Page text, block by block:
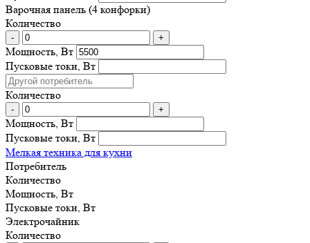
Варочная панель (4 конфорки)
Количество
- +
Мощность, Вт
Пусковые токи, Вт
Количество
- +
Мощность, Вт
Пусковые токи, Вт
Мелкая техника для кухни
Потребитель
Количество
Мощность, Вт
Пусковые токи, Вт
Электрочайник
Количество